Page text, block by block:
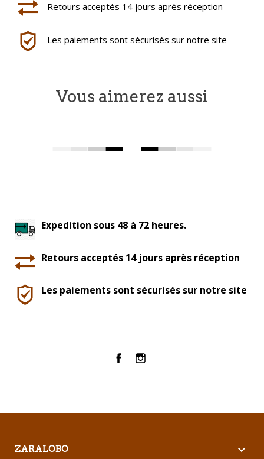
Retours acceptés 14 jours après réception
Les paiements sont sécurisés sur notre site
Vous aimerez aussi
Expedition sous 48 à 72 heures.
Retours acceptés 14 jours après réception
Les paiements sont sécurisés sur notre site
FacebookInstagram
ZARALOBO 